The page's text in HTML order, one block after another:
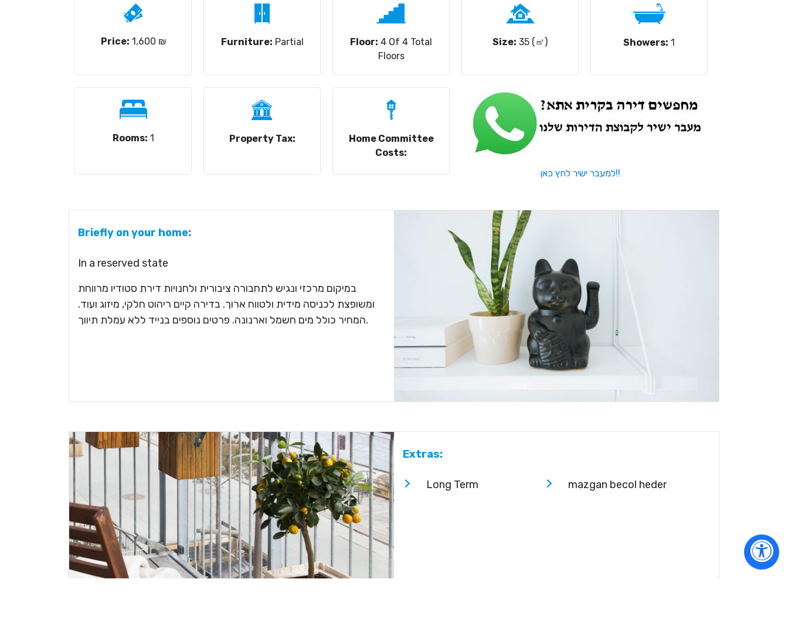
Price: 1,600 ₪ Furniture: Partial Floor: 4 Of 4 Total
Floors
Size: 35 (㎡) Showers: 1
Rooms: 1 Property Tax:
Home Committee
Costs:
למעבר ישיר לחץ כאן!!
Briefly on your home:
In a reserved state
במיקום מרכזי ונגיש לתחבורה ציבורית ולחנויות דירת סטודיו מרווחת
ומשופצת לכניסה מידית ולטווח ארוך. בדירה קיים ריהוט חלקי, מיזוג ועוד.
המחיר כולל מים חשמל וארנונה. פרטים נוספים בנייד ללא עמלת תיווך.
Extras:
Long Term mazgan becol heder